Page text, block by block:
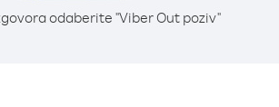
odaberite "Viber Out poziv"